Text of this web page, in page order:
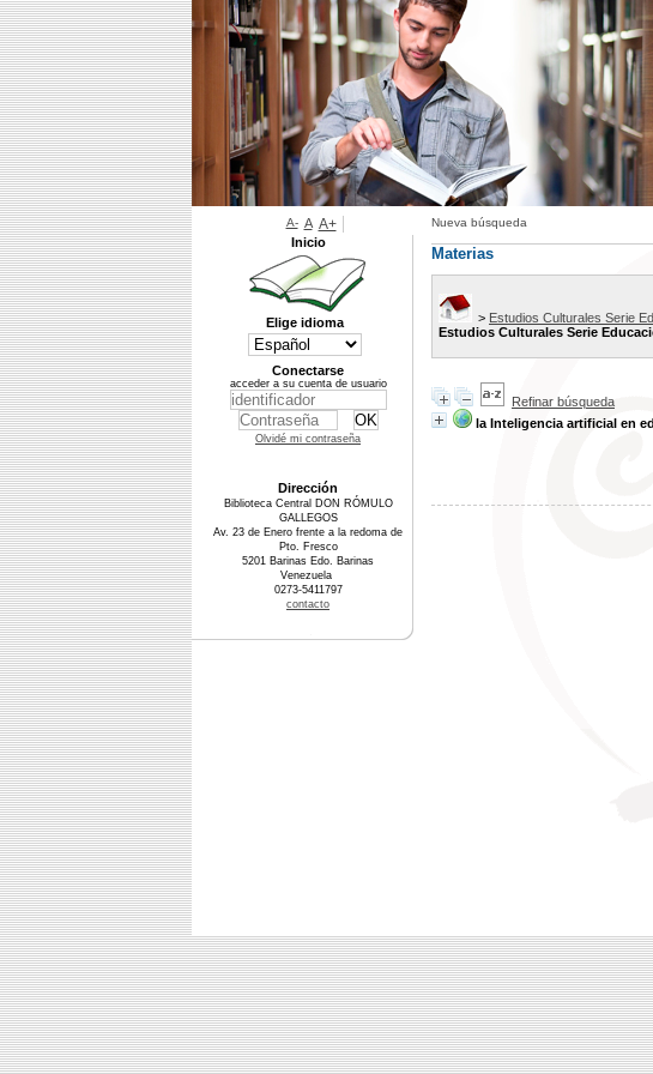
Nueva búsqueda
Materias
> Estudios Culturales Serie
Estudios Culturales Serie
Refinar búsqueda
la Inteligencia artificial en
A- A A+
Inicio
Elige idioma
Conectarse
acceder a su cuenta de usuario
Olvidé mi contraseña
Dirección
Biblioteca Central DON RÓMULO
GALLEGOS
Av. 23 de Enero frente a la redoma de
Pto. Fresco
5201 Barinas Edo. Barinas
Venezuela
0273-5411797
contacto